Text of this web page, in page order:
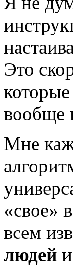
Это
вообще
Мне
«свое»
всем
людей